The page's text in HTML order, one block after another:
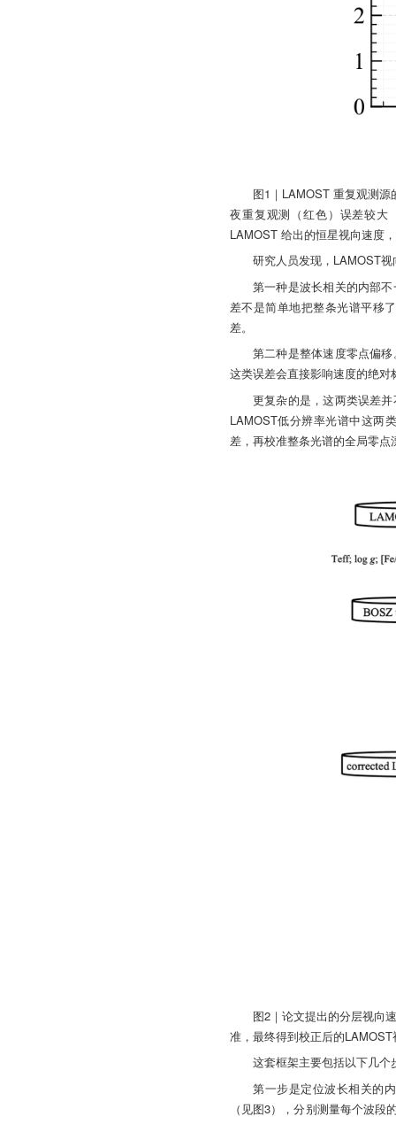
图1｜LAMOST 重复观测
夜重复观测（红色）误差较大
LAMOST 给出的恒星视向速度
研究人员发现，LAMOST
第一种是波长相关的内部
差不是简单地把整条光谱平移
差。
第二种是整体速度零点偏
这类误差会直接影响速度的绝
更复杂的是，这两类误差
LAMOST低分辨率光谱中这两
差，再校准整条光谱的全局零点
图2｜论文提出的分层视向
准，最终得到校正后的
这套框架主要包括以下几个
第一步是定位波长相关的
（见图3），分别测量每个波